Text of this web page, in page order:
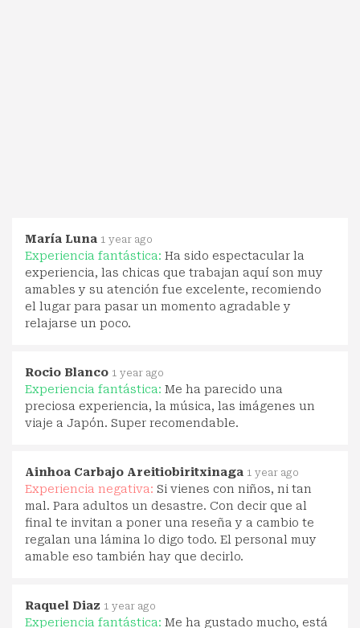
María Luna 1 year ago
Experiencia fantástica: Ha sido espectacular la
experiencia, las chicas que trabajan aquí son muy
amables y su atención fue excelente, recomiendo
el lugar para pasar un momento agradable y
relajarse un poco.
Rocio Blanco 1 year ago
Experiencia fantástica: Me ha parecido una
preciosa experiencia, la música, las imágenes un
viaje a Japón. Super recomendable.
Ainhoa Carbajo Areitiobiritxinaga 1 year ago
Experiencia negativa: Si vienes con niños, ni tan
mal. Para adultos un desastre. Con decir que al
final te invitan a poner una reseña y a cambio te
regalan una lámina lo digo todo. El personal muy
amable eso también hay que decirlo.
Raquel Diaz 1 year ago
Experiencia fantástica: Me ha gustado mucho, está